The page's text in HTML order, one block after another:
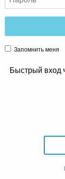
Запомнить меня
Быстрый вход